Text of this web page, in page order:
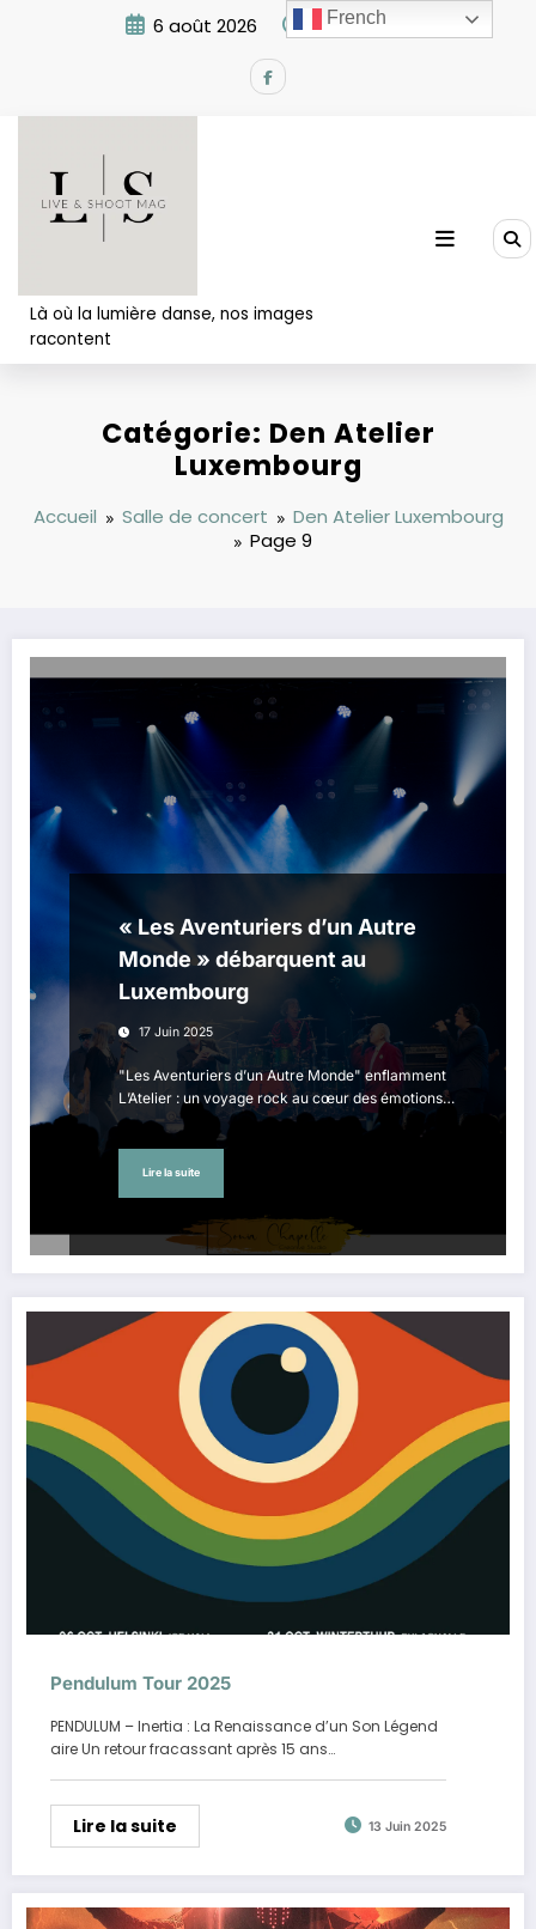
6 août 2026 5:27:47 AM
Là où la lumière danse, nos images
racontent
Catégorie: Den Atelier
Luxembourg
Accueil Salle de concert
Den Atelier Luxembourg
Page 9
« Les Aventuriers d’un Autre
Monde » débarquent au
Luxembourg
17 Juin 2025
"Les Aventuriers d’un Autre Monde" enflamment
L’Atelier : un voyage rock au cœur des émotions…
Lire la suite
Pendulum Tour 2025
PENDULUM – Inertia : La Renaissance d’un Son Légend
aire Un retour fracassant après 15 ans…
Lire la suite 13 Juin 2025
French